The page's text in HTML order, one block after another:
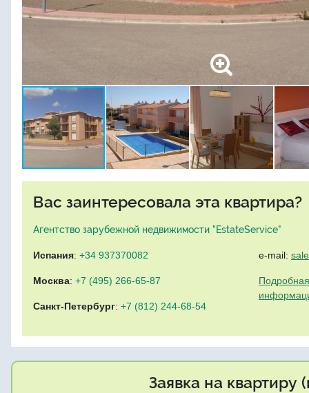
Вас заинтересовала эта квартира?
Агентство зарубежной недвижимости "EstateService"
Испания: +34 937370082
Москва: +7 (495) 266-65-87
Санкт-Петербург: +7 (812) 244-68-54
e-mail:
Заявка на квартиру